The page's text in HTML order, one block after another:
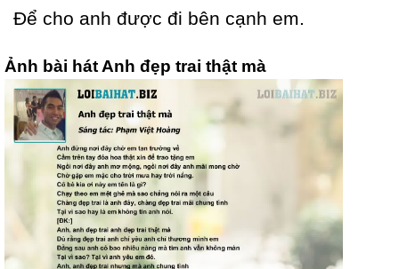
Để cho anh được đi bên cạnh em.
Ảnh bài hát Anh đẹp trai thật mà